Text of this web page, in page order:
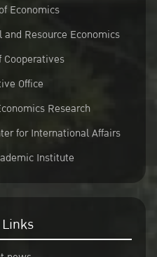
Economics
Resource Economics
Office
Research
for International Affairs
Institute